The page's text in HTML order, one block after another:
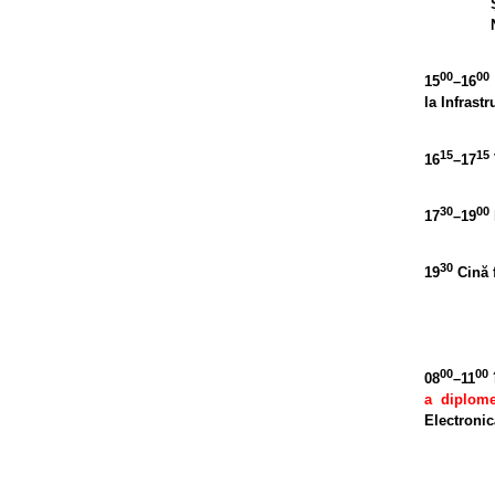
1500–1600
la
1615–1715
1730–1900
1930 Cină
0800–1100
a